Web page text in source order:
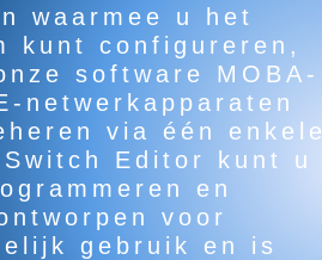
waarmee u het
kunt configureren,
software MOBA-
netwerkapparaten
via één enkele
Editor kunt u
en
voor
gebruik en is